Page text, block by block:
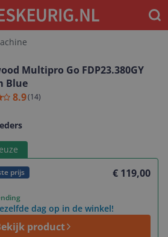
Multipro Go FDP23.380GY
Blue
8.9(14)
prijs € 119,00
dag op in de winkel!
product